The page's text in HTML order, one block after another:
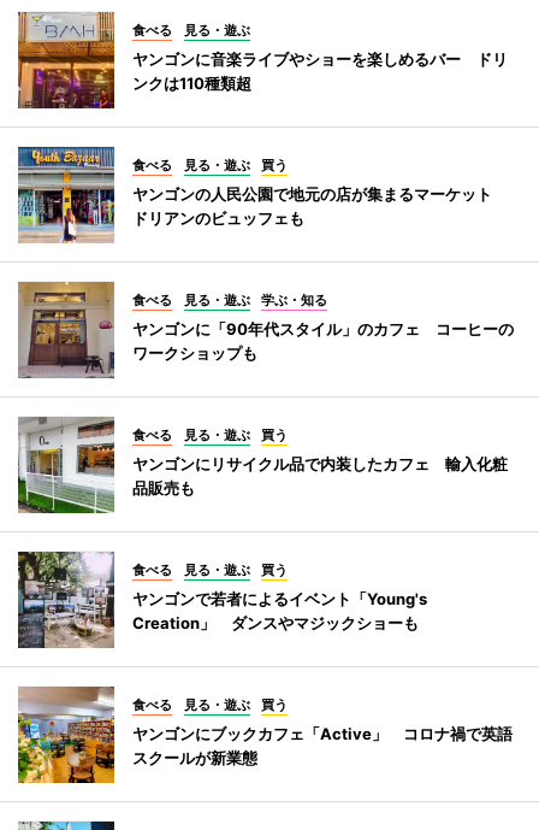
食べる 見る・遊ぶ
ヤンゴンに音楽ライブやショーを楽しめるバー ドリ
ンクは110種類超
食べる 見る・遊ぶ 買う
ヤンゴンの人民公園で地元の店が集まるマーケット
ドリアンのビュッフェも
食べる 見る・遊ぶ 学ぶ・知る
ヤンゴンに「90年代スタイル」のカフェ コーヒーの
ワークショップも
食べる 見る・遊ぶ 買う
ヤンゴンにリサイクル品で内装したカフェ 輸入化粧
品販売も
食べる 見る・遊ぶ 買う
ヤンゴンで若者によるイベント「Young's
Creation」 ダンスやマジックショーも
食べる 見る・遊ぶ 買う
ヤンゴンにブックカフェ「Active」 コロナ禍で英語
スクールが新業態